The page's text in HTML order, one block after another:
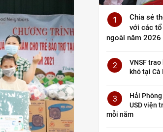
1
Chia sẻ
với các
ngoài năm 2026
2
VNSF
khó tại Cà
3
Hải
USD viện
mỗi năm